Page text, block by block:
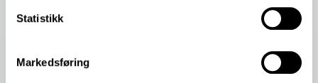
Statistikk
Markedsføring